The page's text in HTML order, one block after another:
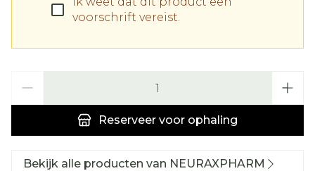
voorschrift vereist.
Reserveer voor ophaling
Bekijk alle producten van NEURAXPHARM